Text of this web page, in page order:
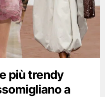
più trendy
a